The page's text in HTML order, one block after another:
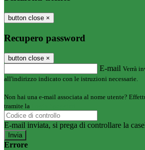
button close ×
Recupero password
button close ×
E-mail Verrà
all'indirizzo indicato con le istruzioni necessarie.
Non hai una e-mail associata al nome utente?
tramite la
E-mail inviata, si prega di controllare la
Errore